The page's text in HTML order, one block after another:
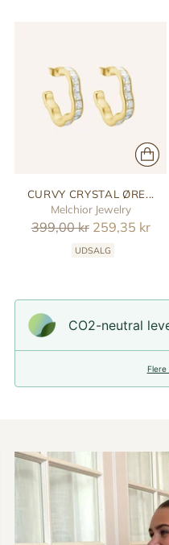
CURVY CRYSTAL ØRE...
Melchior Jewelry
Reguler
399,00 kr 259,35 kr
UDSALG
CO2-neutral
Flere